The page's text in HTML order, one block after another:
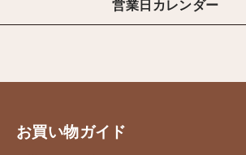
営業日カレンダー
お買い物ガイド